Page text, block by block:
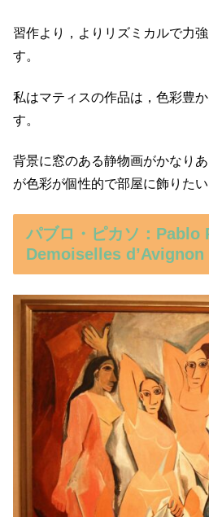
習作より，よりリズミカルで力
す。
私はマティスの作品は，色彩豊
す。
背景に窓のある静物画がかなり
が色彩が個性的で部屋に飾りた
パブロ・ピカソ：Pablo
Demoiselles d’Avignon